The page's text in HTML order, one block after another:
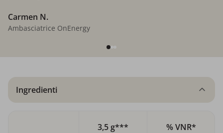
Carmen N.
Ambasciatrice OnEnergy
Ingredienti
3,5 g*** % VNR*